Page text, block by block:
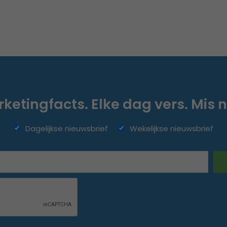
Elke dag vers. Mis
Dagelijkse nieuwsbrief Wekelijkse nieuwsbrief